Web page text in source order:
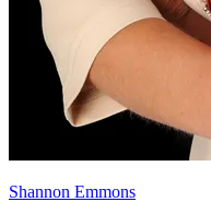
Shannon Emmons